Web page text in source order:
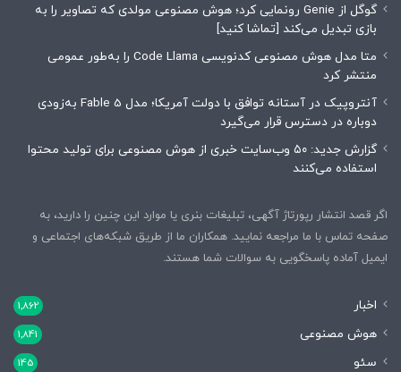
گوگل از Genie رونمایی کرد؛ هوش مصنوعی مولدی که تصاویر را به
بازی تبدیل می‌کند [تماشا کنید]
متا مدل هوش مصنوعی کدنویسی Code Llama را به‌طور عمومی
منتشر کرد
آنتروپیک در آستانه توافق با دولت آمریکا؛ مدل Fable 5 به‌زودی
دوباره در دسترس قرار می‌گیرد
گزارش جدید: ۵۰ وب‌سایت خبری از هوش مصنوعی برای تولید محتوا
استفاده می‌کنند
اگر قصد انتشار رپورتاژ آگهی، تبلیغات بنری یا موارد این چنین را دارید، به
صفحه تماس با ما مراجعه نمایید. همکاران ما از طریق شبکه‌های اجتماعی و
ایمیل آماده پاسخگویی به سوالات شما هستند.
اخبار 1,862
هوش مصنوعی 1,841
سئو 145